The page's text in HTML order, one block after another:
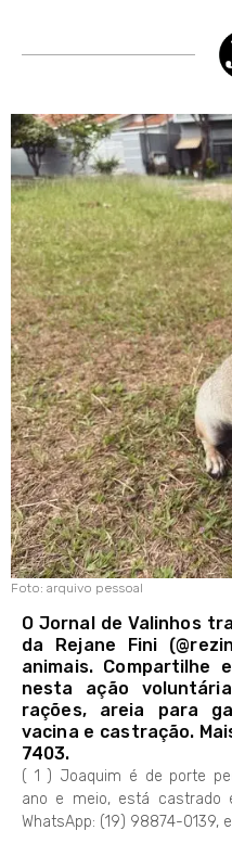
Foto: arquivo pessoal
O Jornal de Valinhos
da Rejane Fini
animais. Compartilhe
nesta ação
rações, areia para
vacina e castração.
7403.
( 1 ) Joaquim é de porte
ano e meio, está castrado
WhatsApp: (19) 98874-0139,